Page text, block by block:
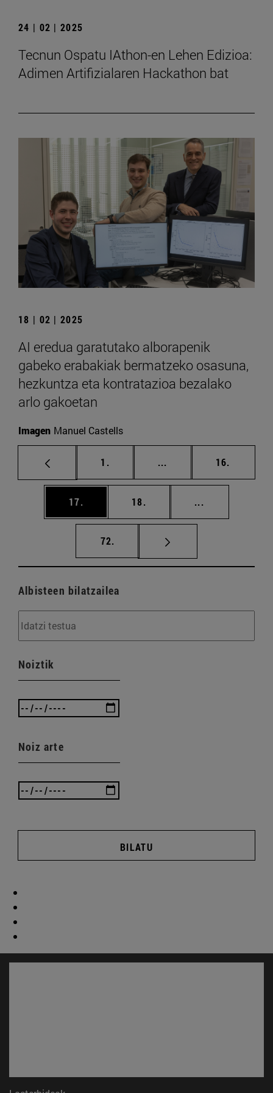
24 | 02 | 2025
Tecnun Ospatu IAthon-en Lehen Edizioa:
Adimen Artifizialaren Hackathon bat
18 | 02 | 2025
AI eredua garatutako alborapenik
gabeko erabakiak bermatzeko osasuna,
hezkuntza eta kontratazioa bezalako
arlo gakoetan
Imagen Manuel Castells
1. ... Tarteko orrialdeak
16.
17. 18. ...
72.
Albisteen bilatzailea
Noiztik
Noiz arte
BILATU